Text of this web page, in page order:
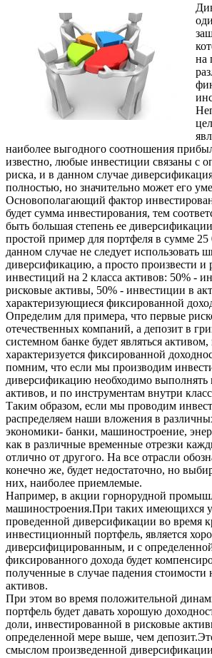
на
наиболее выгодного соотношения
известно, любые инвестиции связаны с
риска, и в данном случае
полностью, но значительно может его
Основополагающий фактор
будет сумма инвестирования, тем
быть большая степень ее
простой пример для портфеля в сумме
данном случае не следует использовать
диверсификацию, а просто произвести и
инвестиций на 2 класса активов: 50% -
рисковые активы, 50% - инвестиции в
характеризующиеся фиксированной
Определим для примера, что первые
отечественных компаний, а депозит в
системном банке будет являться
характеризуется фиксированной
помним, что если мы производим
диверсификацию необходимо выполнять
активов, и по инструментам внутри
Таким образом, если мы проводим
распределяем наши вложения в
экономики- банки, машиностроение,
как в различные временные отрезки
отлично от другого. На все отрасли
конечно же, будет недостаточно, но
них, наиболее приемлемые.
Например, в акции горнорудной
машиностроения.При таких имеющихся
проведенной диверсификации во время
инвестиционный портфель, является
диверсифицированным, и с
фиксированного дохода будет
полученные в случае падения
активов.
При этом во время положительной
портфель будет давать хорошую
доли, инвестированной в рисковые
определенной мере выше, чем
смыслом произведенной